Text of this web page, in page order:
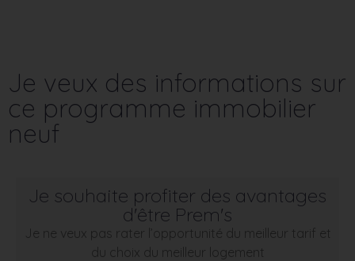
Je veux des informations sur
ce programme immobilier
neuf
Je souhaite profiter des avantages
d'être Prem's
Je ne veux pas rater l’opportunité du meilleur tarif et
du choix du meilleur logement